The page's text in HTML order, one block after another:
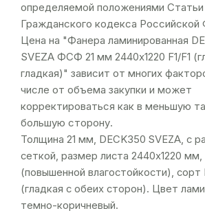
определяемой положениями
Гражданского кодекса Российской
Цена на "Фанера ламинированная
SVEZA ФСФ 21 мм 2440х1220 F1/F1
гладкая)" зависит от многих
числе от объема закупки и может
корректироваться как в меньшую
большую сторону.
Толщина 21 мм, DЕCK350 SVEZA, с
сеткой, размер листа 2440х1220
(повышенной влагостойкости), сорт
(гладкая с обеих сторон). Цвет
темно-коричневый.